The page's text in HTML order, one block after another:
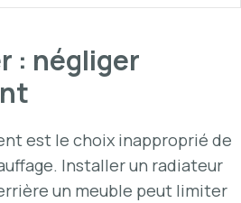
: négliger
est le choix inapproprié de
Installer un radiateur
un meuble peut limiter